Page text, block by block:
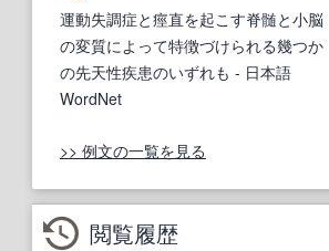
運動失調症と痙直を起こす脊髄と小脳
の変質によって特徴づけられる幾つか
の先天性疾患のいずれも - 日本語
WordNet
>> 例文の一覧を見る
閲覧履歴